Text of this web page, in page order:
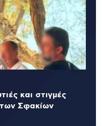
και στιγμές
Σφακίων